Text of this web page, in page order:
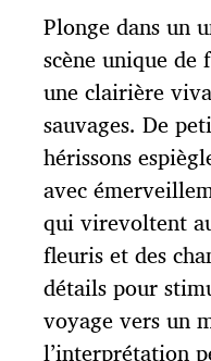
e
p
u
b
l
i
c
a
t
i
o
n
Plonge dans un
scène unique
une clairière
sauvages. De
hérissons
avec
qui virevoltent
fleuris et des
détails pour
voyage vers un
l’interprétation